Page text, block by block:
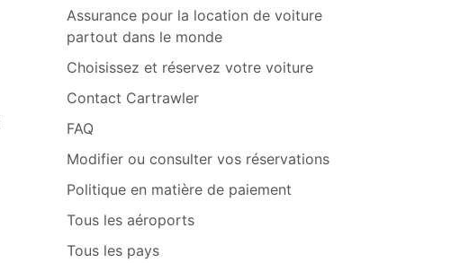
Assurance pour la location de voiture
partout dans le monde
Choisissez et réservez votre voiture
Contact Cartrawler
FAQ
Modifier ou consulter vos réservations
Politique en matière de paiement
Tous les aéroports
Tous les pays